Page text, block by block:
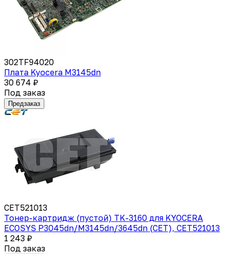
302TF94020
Плата Kyocera M3145dn
30 674 ₽
Под заказ
Предзаказ
CET521013
Тонер-картридж (пустой) TK-3160 для KYOCERA
ECOSYS P3045dn/M3145dn/3645dn (CET), CET521013
1 243 ₽
Под заказ